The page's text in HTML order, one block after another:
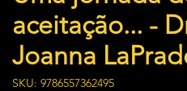
aceitação... -
Joanna
SKU: 9786557362495